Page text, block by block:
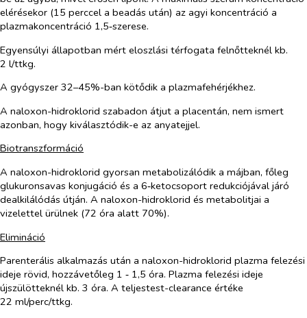
elérésekor (15 perccel a beadás után) az agyi koncentráció a
plazmakoncentráció 1,5‑szerese.
Egyensúlyi állapotban mért eloszlási térfogata felnőtteknél kb.
2 l/ttkg.
A gyógyszer 32–45%-ban kötődik a plazmafehérjékhez.
A naloxon-hidroklorid szabadon átjut a placentán, nem ismert
azonban, hogy kiválasztódik-e az anyatejjel.
Biotranszformáció
A naloxon-hidroklorid gyorsan metabolizálódik a májban, főleg
glukuronsavas konjugáció és a 6‑ketocsoport redukciójával járó
dealkilálódás útján. A naloxon-hidroklorid és metabolitjai a
vizelettel ürülnek (72 óra alatt 70%).
Elimináció
Parenterális alkalmazás után a naloxon-hidroklorid plazma felezési
ideje rövid, hozzávetőleg 1 ‑ 1,5 óra. Plazma felezési ideje
újszülötteknél kb. 3 óra. A teljestest-clearance értéke
22 ml/perc/ttkg.